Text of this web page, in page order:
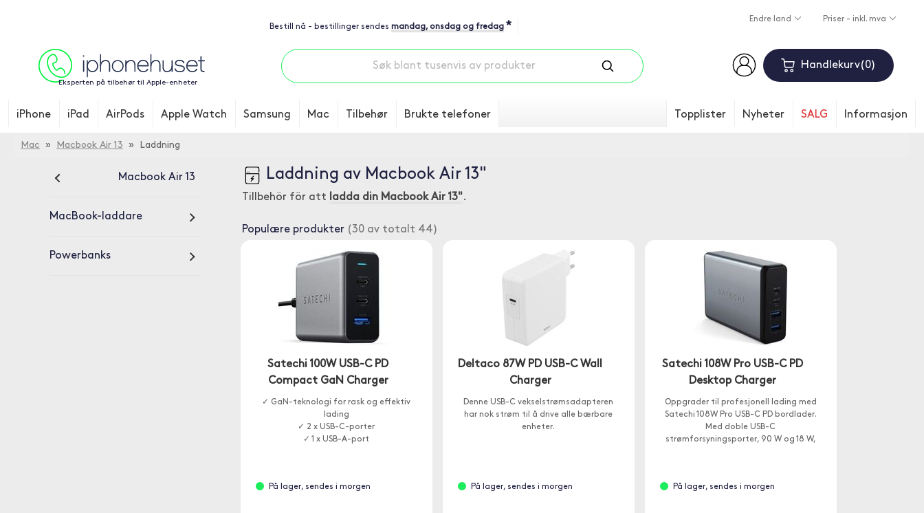
Bestill nå - bestillinger sendes mandag, onsdag og fredag *
Endre land Priser - inkl. mva
Eksperten på tilbehør til Apple-enheter
Handlekurv 0
iPhone iPad AirPods Apple Watch Samsung Mac Tilbehør Brukte telefoner Topplister Nyheter SALG Informasjon
Mac » Macbook Air 13 » Laddning
Macbook Air 13
MacBook-laddare
Powerbanks
Laddning av Macbook Air 13"
Tillbehör för att ladda din Macbook Air 13".
Populære produkter (30 av totalt 44)
Satechi 100W USB-C PD
Compact GaN Charger
✓ GaN-teknologi for rask og effektiv
lading
✓ 2 x USB-C-porter
✓ 1 x USB-A-port
På lager, sendes i morgen
Deltaco 87W PD USB-C Wall
Charger
Denne USB-C vekselstrømsadapteren
har nok strøm til å drive alle bærbare
enheter.
På lager, sendes i morgen
Satechi 108W Pro USB-C PD
Desktop Charger
Oppgrader til profesjonell lading med
Satechi 108W Pro USB-C PD bordlader.
Med doble USB-C
strømforsyningsporter, 90 W og 18 W,
På lager, sendes i morgen